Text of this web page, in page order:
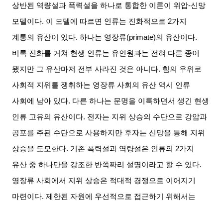
상반된 역량설과 폭력설을 하나로 통합한 이론이 위압-신망
모델이다. 이 모델에 따르면 인류는 진화적으로 2가지
계통의 유산이 있다.하나는 영장류(primate)의 유산이다.
비록 진화를 거쳐 현생 인류는 유인원과는 전혀 다른 종이
됐지만 그 유산마저 전부 사라진 것은 아니다. 힘의 우위로
사회적 지위를 쟁취하는 영장류 사회의 유산 역시 인류
사회에 남아 있다. 다른 하나는 문명을 이룩하면서 생긴 현생
인류 고유의 유산이다. 전자는 지위 상승의 수단으로 강압과
공포를 주된 수단으로 사용하지만 후자는 신망을 통해 지위
상승을 도모한다. 기존 폭력설과 역량설은 인류의 2가지
유산 중 하나만을 강조한 반쪽짜리 설명이라고 할 수 있다.
영장류 사회에서 지위 상승은 적대적 경쟁으로 이어지기
마련이다.제한된 자원에 우선적으로 접근하기 위해서는